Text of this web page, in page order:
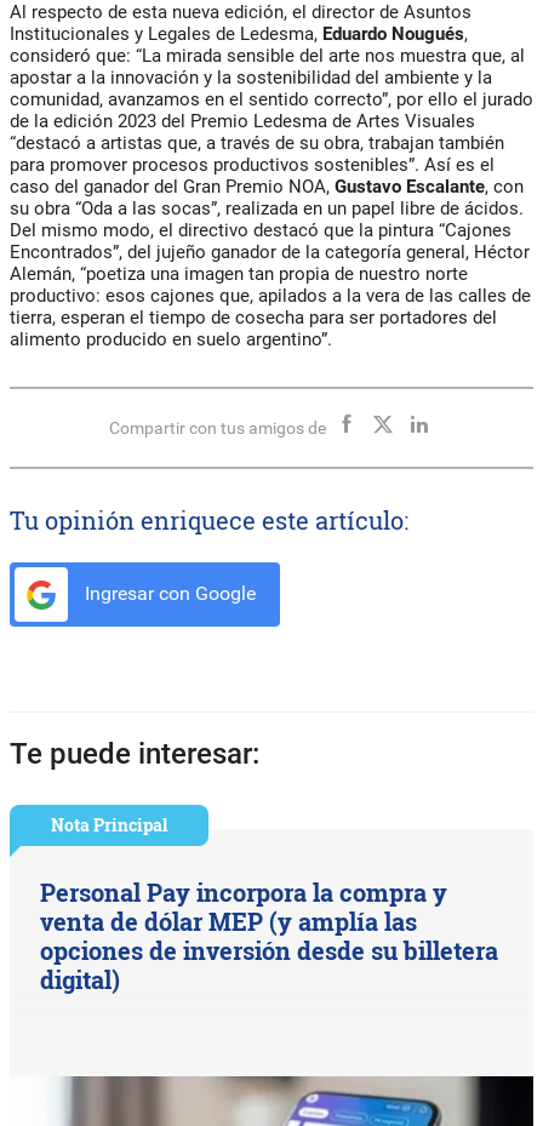
Al respecto de esta nueva edición, el director de Asuntos
Institucionales y Legales de Ledesma, Eduardo Nougués,
consideró que: “La mirada sensible del arte nos muestra que, al
apostar a la innovación y la sostenibilidad del ambiente y la
comunidad, avanzamos en el sentido correcto”, por ello el jurado
de la edición 2023 del Premio Ledesma de Artes Visuales
“destacó a artistas que, a través de su obra, trabajan también
para promover procesos productivos sostenibles”. Así es el
caso del ganador del Gran Premio NOA, Gustavo Escalante, con
su obra “Oda a las socas”, realizada en un papel libre de ácidos.
Del mismo modo, el directivo destacó que la pintura “Cajones
Encontrados”, del jujeño ganador de la categoría general, Héctor
Alemán, “poetiza una imagen tan propia de nuestro norte
productivo: esos cajones que, apilados a la vera de las calles de
tierra, esperan el tiempo de cosecha para ser portadores del
alimento producido en suelo argentino”.
Compartir con tus amigos de
Tu opinión enriquece este artículo:
Ingresar con Google
Te puede interesar:
Nota Principal
Personal Pay incorpora la compra y
venta de dólar MEP (y amplía las
opciones de inversión desde su billetera
digital)